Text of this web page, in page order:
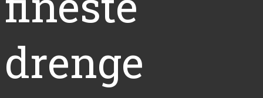
drenge